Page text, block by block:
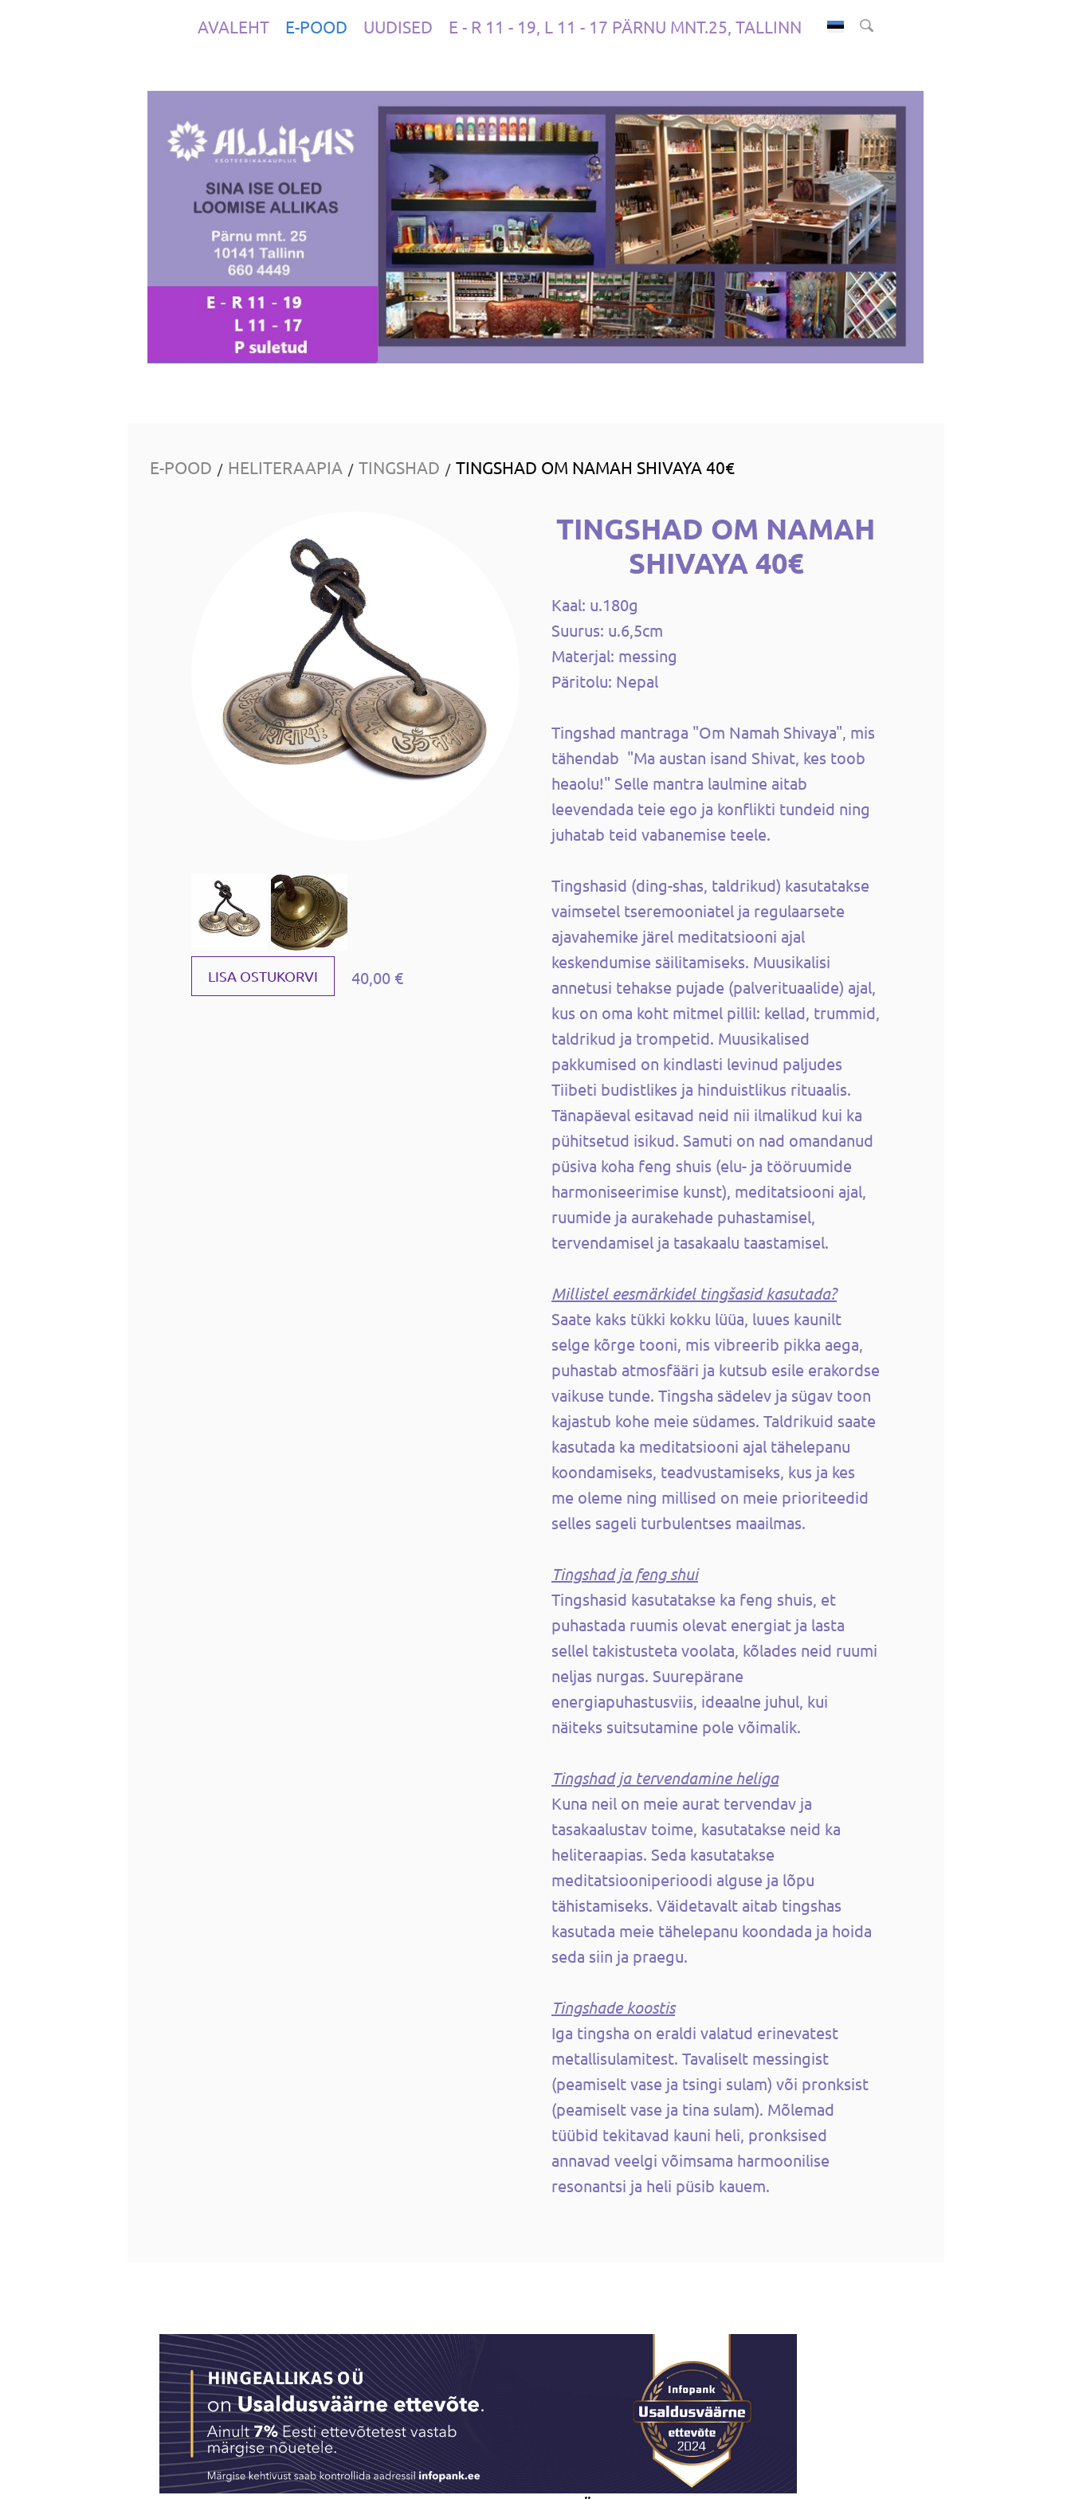
AVALEHT E-POOD UUDISED E - R 11 - 19, L 11 - 17 PÄRNU MNT.25, TALLINN
E-POOD / HELITERAAPIA / TINGSHAD / TINGSHAD OM NAMAH SHIVAYA 40€
LISA OSTUKORVI 40,00 €
TINGSHAD OM NAMAH
SHIVAYA 40€
Kaal: u.180g
Suurus: u.6,5cm
Materjal: messing
Päritolu: Nepal
Tingshad mantraga "Om Namah Shivaya", mis
tähendab "Ma austan isand Shivat, kes toob
heaolu!" Selle mantra laulmine aitab
leevendada teie ego ja konflikti tundeid ning
juhatab teid vabanemise teele.
Tingshasid (ding-shas, ​​taldrikud) kasutatakse
vaimsetel tseremooniatel ja regulaarsete
ajavahemike järel meditatsiooni ajal
keskendumise säilitamiseks. Muusikalisi
annetusi tehakse pujade (palverituaalide) ajal,
kus on oma koht mitmel pillil: kellad, trummid,
taldrikud ja trompetid. Muusikalised
pakkumised on kindlasti levinud paljudes
Tiibeti budistlikes ja hinduistlikus rituaalis.
Tänapäeval esitavad neid nii ilmalikud kui ka
pühitsetud isikud. Samuti on nad omandanud
püsiva koha feng shuis (elu- ja tööruumide
harmoniseerimise kunst), meditatsiooni ajal,
ruumide ja aurakehade puhastamisel,
tervendamisel ja tasakaalu taastamisel.
Millistel eesmärkidel tingšasid kasutada?
Saate kaks tükki kokku lüüa, luues kaunilt
selge kõrge tooni, mis vibreerib pikka aega,
puhastab atmosfääri ja kutsub esile erakordse
vaikuse tunde. Tingsha sädelev ja sügav toon
kajastub kohe meie südames. Taldrikuid saate
kasutada ka meditatsiooni ajal tähelepanu
koondamiseks, teadvustamiseks, kus ja kes
me oleme ning millised on meie prioriteedid
selles sageli turbulentses maailmas.
Tingshad ja feng shui
Tingshasid kasutatakse ka feng shuis, et
puhastada ruumis olevat energiat ja lasta
sellel takistusteta voolata, kõlades neid ruumi
neljas nurgas. Suurepärane
energiapuhastusviis, ideaalne juhul, kui
näiteks suitsutamine pole võimalik.
Tingshad ja tervendamine heliga
Kuna neil on meie aurat tervendav ja
tasakaalustav toime, kasutatakse neid ka
heliteraapias. Seda kasutatakse
meditatsiooniperioodi alguse ja lõpu
tähistamiseks. Väidetavalt aitab tingshas
kasutada meie tähelepanu koondada ja hoida
seda siin ja praegu.
Tingshade koostis
Iga tingsha on eraldi valatud erinevatest
metallisulamitest. Tavaliselt messingist
(peamiselt vase ja tsingi sulam) või pronksist
(peamiselt vase ja tina sulam). Mõlemad
tüübid tekitavad kauni heli, pronksised
annavad veelgi võimsama harmoonilise
resonantsi ja heli püsib kauem.